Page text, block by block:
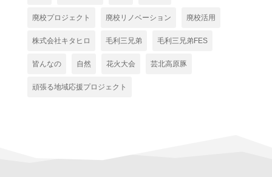
廃校プロジェクト 廃校リノベーション 廃校活用
株式会社キタヒロ 毛利三兄弟 毛利三兄弟FES
皆んなの 自然 花火大会 芸北高原豚
頑張る地域応援プロジェクト